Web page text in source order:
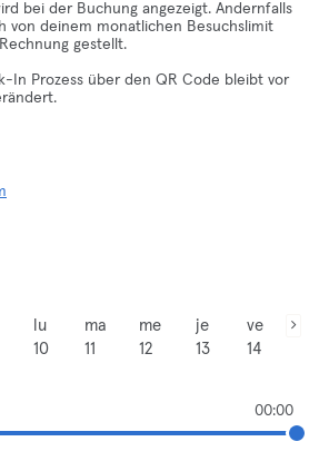
bei der Buchung angezeigt. Andernfalls
von deinem monatlichen Besuchslimit
gestellt.
In Prozess über den QR Code bleibt vor
lu
10
ma
11
me
12
je
13
ve
14
00:00